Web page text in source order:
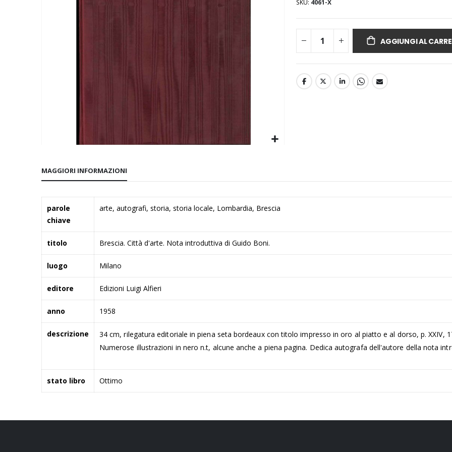
della
di
immagini
SKU 4061-X
AGGIUNGI AL
MAGGIORI INFORMAZIONI
Informazioni
parole
chiave
arte, autografi, storia, storia locale, Lombardia, Brescia
titolo Brescia. Città d'arte. Nota introduttiva di Guido Boni.
luogo Milano
editore Edizioni Luigi Alfieri
anno 1958
descrizione
34 cm, rilegatura editoriale in piena seta bordeaux con titolo impresso in oro al piatto e al dorso, p. XXIV,
Numerose illustrazioni in nero n.t, alcune anche a piena pagina. Dedica autografa dell'autore della nota
stato libro Ottimo